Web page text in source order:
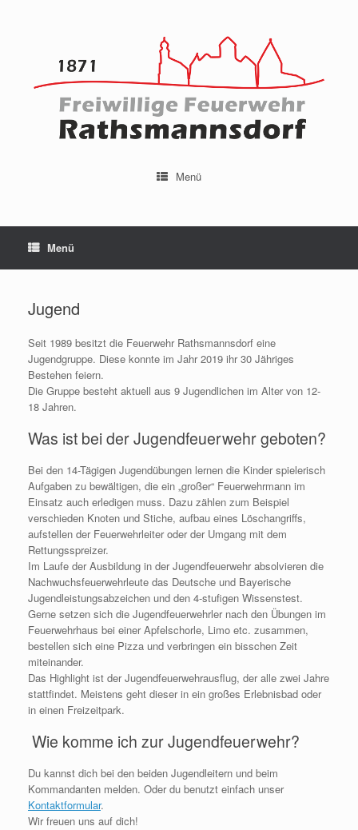
Menü
Menü
Jugend
Seit 1989 besitzt die Feuerwehr Rathsmannsdorf eine
Jugendgruppe. Diese konnte im Jahr 2019 ihr 30 Jähriges
Bestehen feiern.
Die Gruppe besteht aktuell aus 9 Jugendlichen im Alter von 12-
18 Jahren.
Was ist bei der Jugendfeuerwehr geboten?
Bei den 14-Tägigen Jugendübungen lernen die Kinder spielerisch
Aufgaben zu bewältigen, die ein „großer“ Feuerwehrmann im
Einsatz auch erledigen muss. Dazu zählen zum Beispiel
verschieden Knoten und Stiche, aufbau eines Löschangriffs,
aufstellen der Feuerwehrleiter oder der Umgang mit dem
Rettungsspreizer.
Im Laufe der Ausbildung in der Jugendfeuerwehr absolvieren die
Nachwuchsfeuerwehrleute das Deutsche und Bayerische
Jugendleistungsabzeichen und den 4-stufigen Wissenstest.
Gerne setzen sich die Jugendfeuerwehrler nach den Übungen im
Feuerwehrhaus bei einer Apfelschorle, Limo etc. zusammen,
bestellen sich eine Pizza und verbringen ein bisschen Zeit
miteinander.
Das Highlight ist der Jugendfeuerwehrausflug, der alle zwei Jahre
stattfindet. Meistens geht dieser in ein großes Erlebnisbad oder
in einen Freizeitpark.
Wie komme ich zur Jugendfeuerwehr?
Du kannst dich bei den beiden Jugendleitern und beim
Kommandanten melden. Oder du benutzt einfach unser
Kontaktformular.
Wir freuen uns auf dich!